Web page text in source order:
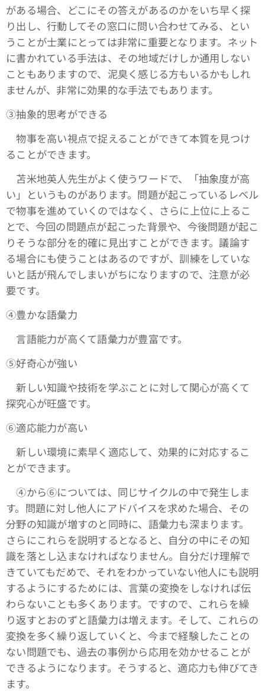
がある場合、どこにその答えがあるのかをいち早く探
り出し、行動してその窓口に問い合わせてみる、とい
うことが士業にとっては非常に重要となります。ネット
に書かれている手法は、その地域だけしか通用しない
こともありますので、泥臭く感じる方もいるかもしれ
ませんが、非常に効果的な手法でもあります。
③抽象的思考ができる
物事を高い視点で捉えることができて本質を見つけ
ることができます。
苫米地英人先生がよく使うワードで、「抽象度が高
い」というものがあります。問題が起こっているレベル
で物事を進めていくのではなく、さらに上位に上るこ
とで、今回の問題点が起こった背景や、今後問題が起こ
りそうな部分を的確に見出すことができます。議論す
る場合にも使うことはあるのですが、訓練をしていな
いと話が飛んでしまいがちになりますので、注意が必
要です。
④豊かな語彙力
言語能力が高くて語彙力が豊富です。
➄好奇心が強い
新しい知識や技術を学ぶことに対して関心が高くて
探究心が旺盛です。
⑥適応能力が高い
新しい環境に素早く適応して、効果的に対応するこ
とができます。
④から⑥については、同じサイクルの中で発生しま
す。問題に対し他人にアドバイスを求めた場合、その
分野の知識が増すのと同時に、語彙力も深まります。
さらにこれらを説明するとなると、自分の中にその知
識を落とし込まなければなりません。自分だけ理解で
きていてもだめで、それをわかっていない他人にも説明
するようにするためには、言葉の変換をしなければ伝
わらないことも多くあります。ですので、これらを繰
り返すとおのずと語彙力は増えます。そして、これらの
変換を多く繰り返していくと、今まで経験したことの
ない問題でも、過去の事例から応用を効かせることが
できるようになります。そうすると、適応力も伸びてき
ます。